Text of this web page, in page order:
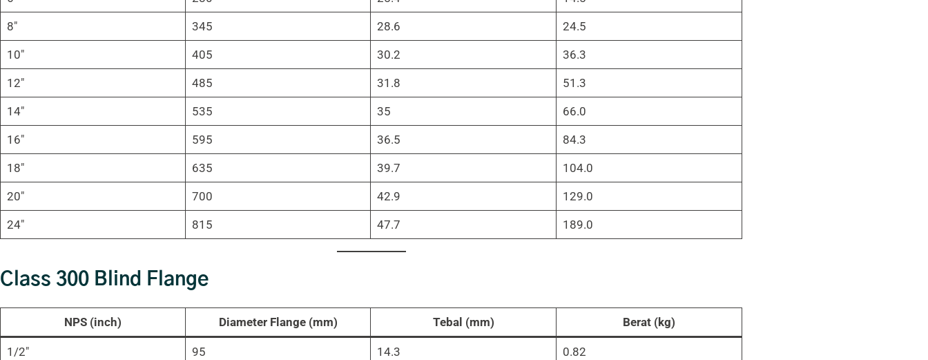
8″ 345 28.6 24.5
10″ 405 30.2 36.3
12″ 485 31.8 51.3
14″ 535 35 66.0
16″ 595 36.5 84.3
18″ 635 39.7 104.0
20″ 700 42.9 129.0
24″ 815 47.7 189.0
Class 300 Blind Flange
NPS (inch) Diameter Flange (mm) Tebal (mm) Berat (kg)
1/2″ 95 14.3 0.82